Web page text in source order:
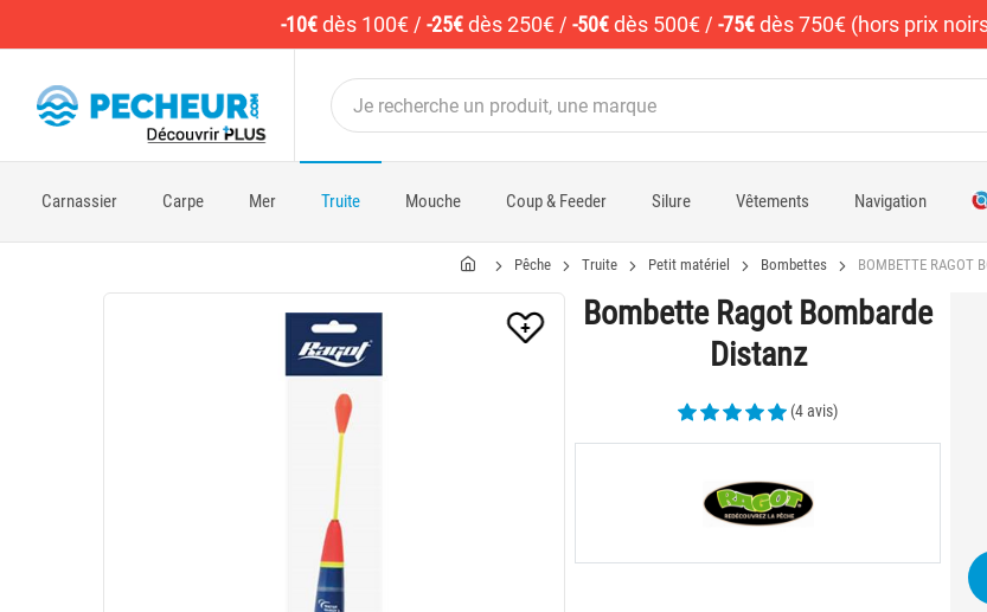
-10€dès 100€ / -25€dès 250€ / -50€dès 500€ / -75€dès 750€ (hors prix
Carnassier Carpe Mer Truite Mouche Coup & Feeder Silure Vêtements Navigation
Pêche Truite Petit matériel Bombettes BOMBETTE RAGOT
Bombette Ragot Bombarde
Distanz
(4 avis)